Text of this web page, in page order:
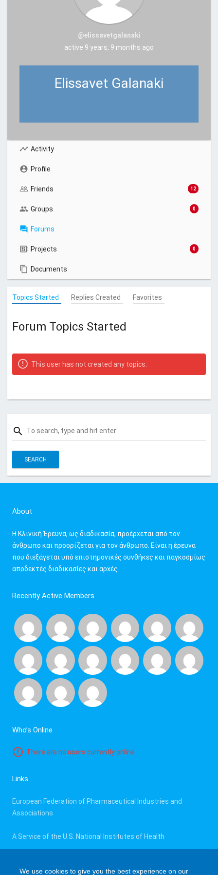
@elissavetgalanaki
active 9 years, 9 months ago
Elissavet Galanaki
Activity
Profile
Friends 12
Groups 0
Forums
Projects 0
Documents
Topics Started Replies Created Favorites
Forum Topics Started
This user has not created any topics.
S
r
c
o
:
search
About
Η Κλινική Έρευνα, ως διαδικασία, προέρχεται από τον
άνθρωπο και προορίζεται για τον άνθρωπο. Είναι η έρευνα
που διεξάγεται υπό επιστημονικές συνθήκες και παγκοσμίως
αποδεκτές διαδικασίες και αρχές.
Recently Active Members
Who’s Online
There are no users currently online
Links
European Federation of Pharmaceutical Industries and
Associations
A Service of the U.S. National Institutes of Health
We use cookies to give you the best experience on our